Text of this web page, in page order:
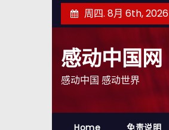
至
周四. 8月 6th, 2026
感动中国网
感动中国 感动世界
Home 免责说明